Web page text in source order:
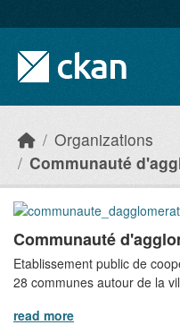
Organizations
Communauté
Communauté
Etablissement public de
28 communes autour de la
read more